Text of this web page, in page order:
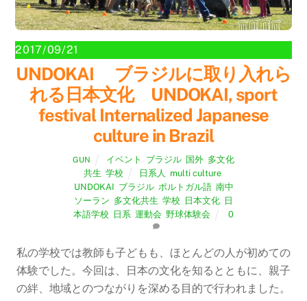
2017/09/21
UNDOKAI ブラジルに取り入れら
れる日本文化 UNDOKAI, sport
festival Internalized Japanese
culture in Brazil
GUN イベント ブラジル 国外 多文化
共生 ,学校 日系人 multi culture,
UNDOKAI ブラジル, ポルトガル語, 南中
ソーラン 多文化共生 学校 日本文化 日
本語学校
日系 ,運動会 野球体験会 0
私の学校では教師も子どもも、ほとんどの人が初めての
体験でした。今回は、日本の文化を知るとともに、親子
の絆、地域とのつながりを深める目的で行われました。